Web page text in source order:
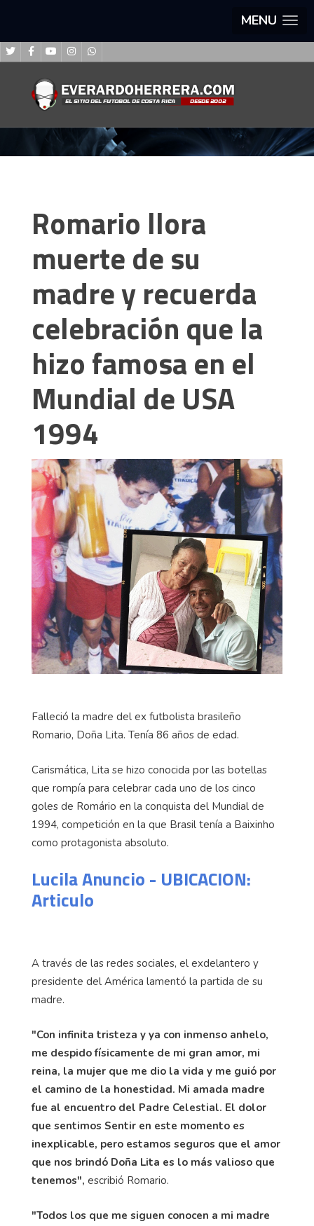
MENU
Romario llora
muerte de su
madre y recuerda
celebración que la
hizo famosa en el
Mundial de USA
1994
Falleció la madre del ex futbolista brasileño
Romario, Doña Lita. Tenía 86 años de edad.
Carismática, Lita se hizo conocida por las botellas
que rompía para celebrar cada uno de los cinco
goles de Romário en la conquista del Mundial de
1994, competición en la que Brasil tenía a Baixinho
como protagonista absoluto.
Lucila Anuncio - UBICACION:
Articulo
A través de las redes sociales, el exdelantero y
presidente del América lamentó la partida de su
madre.
"Con infinita tristeza y ya con inmenso anhelo,
me despido físicamente de mi gran amor, mi
reina, la mujer que me dio la vida y me guió por
el camino de la honestidad. Mi amada madre
fue al encuentro del Padre Celestial. El dolor
que sentimos Sentir en este momento es
inexplicable, pero estamos seguros que el amor
que nos brindó Doña Lita es lo más valioso que
tenemos", escribió Romario.
"Todos los que me siguen conocen a mi madre